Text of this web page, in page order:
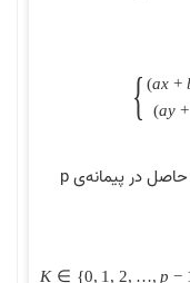
{ (ax +
(ay +
باتوجه به این‌که سمت راست هردو معادله حاصل در پیمانه‌ی p
K ∈ {0, 1 , 2, …, p −